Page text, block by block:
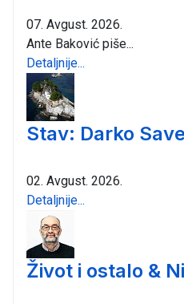
07. Avgust. 2026.
Ante Baković piše...
Detaljnije...
Stav: Darko
02. Avgust. 2026.
Detaljnije...
Život i ostalo &